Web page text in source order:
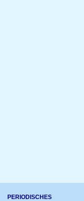
PERIODISCHES